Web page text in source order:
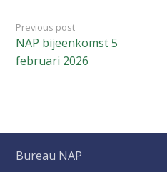
Previous post
NAP bijeenkomst 5
februari 2026
Bureau NAP